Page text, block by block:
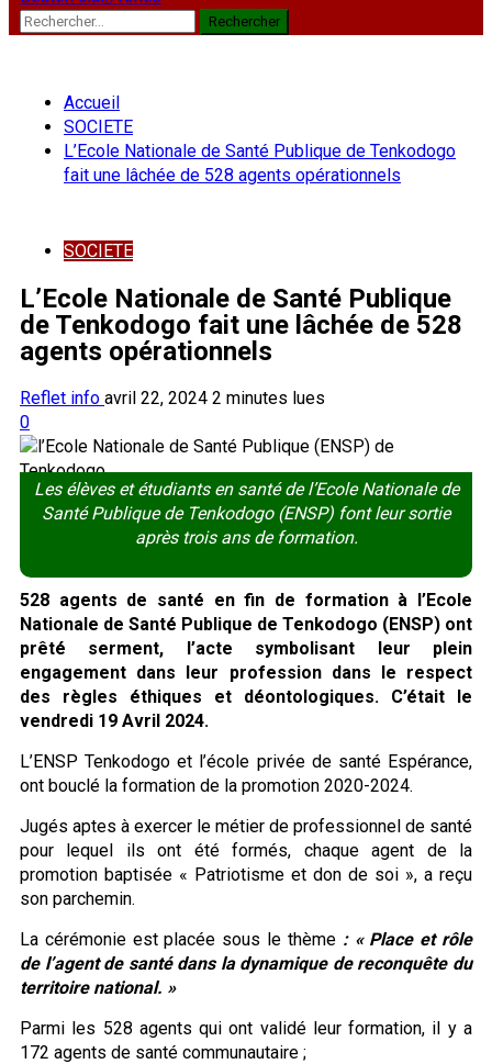
Rechercher :
Accueil
SOCIETE
L’Ecole Nationale de Santé Publique de Tenkodogo
fait une lâchée de 528 agents opérationnels
SOCIETE
L’Ecole Nationale de Santé Publique
de Tenkodogo fait une lâchée de 528
agents opérationnels
Reflet info avril 22, 2024 2 minutes lues
0
Les élèves et étudiants en santé de l’Ecole Nationale de
Santé Publique de Tenkodogo (ENSP) font leur sortie
après trois ans de formation.
528 agents de santé en fin de formation à l’Ecole
Nationale de Santé Publique de Tenkodogo (ENSP) ont
prêté serment, l’acte symbolisant leur plein
engagement dans leur profession dans le respect
des règles éthiques et déontologiques. C’était le
vendredi 19 Avril 2024.
L’ENSP Tenkodogo et l’école privée de santé Espérance,
ont bouclé la formation de la promotion 2020-2024.
Jugés aptes à exercer le métier de professionnel de santé
pour lequel ils ont été formés, chaque agent de la
promotion baptisée « Patriotisme et don de soi », a reçu
son parchemin.
La cérémonie est placée sous le thème : « Place et rôle
de l’agent de santé dans la dynamique de reconquête du
territoire national. »
Parmi les 528 agents qui ont validé leur formation, il y a
172 agents de santé communautaire ;